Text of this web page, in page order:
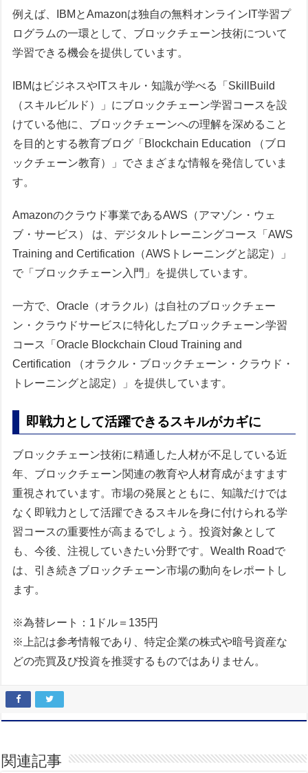
例えば、IBMとAmazonは独自の無料オンラインIT学習プ
ログラムの一環として、ブロックチェーン技術について
学習できる機会を提供しています。
IBMはビジネスやITスキル・知識が学べる「SkillBuild
（スキルビルド）」にブロックチェーン学習コースを設
けている他に、ブロックチェーンへの理解を深めること
を目的とする教育ブログ「Blockchain Education （ブロ
ックチェーン教育）」でさまざまな情報を発信していま
す。
Amazonのクラウド事業であるAWS（アマゾン・ウェ
ブ・サービス） は、デジタルトレーニングコース「AWS
Training and Certification（AWSトレーニングと認定）」
で「ブロックチェーン入門」を提供しています。
一方で、Oracle（オラクル）は自社のブロックチェー
ン・クラウドサービスに特化したブロックチェーン学習
コース「Oracle Blockchain Cloud Training and
Certification （オラクル・ブロックチェーン・クラウド・
トレーニングと認定）」を提供しています。
即戦力として活躍できるスキルがカギに
ブロックチェーン技術に精通した人材が不足している近
年、ブロックチェーン関連の教育や人材育成がますます
重視されています。市場の発展とともに、知識だけでは
なく即戦力として活躍できるスキルを身に付けられる学
習コースの重要性が高まるでしょう。投資対象として
も、今後、注視していきたい分野です。Wealth Roadで
は、引き続きブロックチェーン市場の動向をレポートし
ます。
※為替レート：1ドル＝135円
※上記は参考情報であり、特定企業の株式や暗号資産な
どの売買及び投資を推奨するものではありません。
関連記事